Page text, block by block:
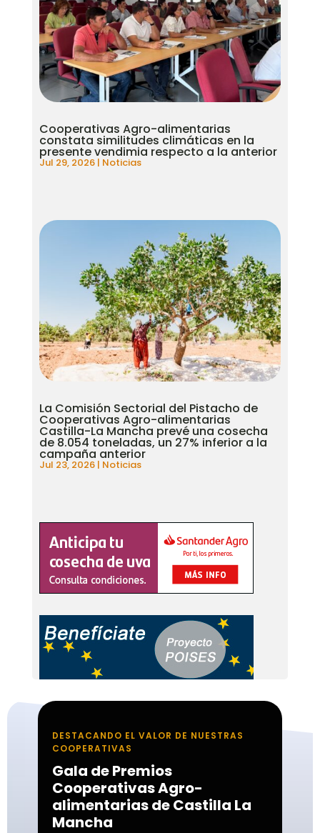
Cooperativas Agro-alimentarias
constata similitudes climáticas en la
presente vendimia respecto a la anterior
Jul 29, 2026| Noticias
La Comisión Sectorial del Pistacho de
Cooperativas Agro-alimentarias
Castilla-La Mancha prevé una cosecha
de 8.054 toneladas, un 27% inferior a la
campaña anterior
Jul 23, 2026| Noticias
DESTACANDO EL VALOR DE NUESTRAS
COOPERATIVAS
Gala de Premios
Cooperativas Agro-
alimentarias de Castilla La
Mancha